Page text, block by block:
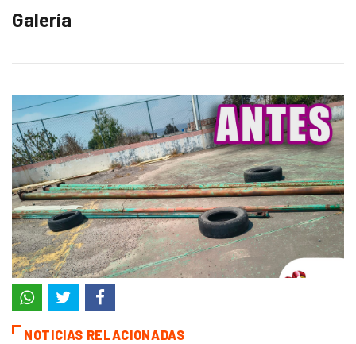
Galería
NOTICIAS RELACIONADAS